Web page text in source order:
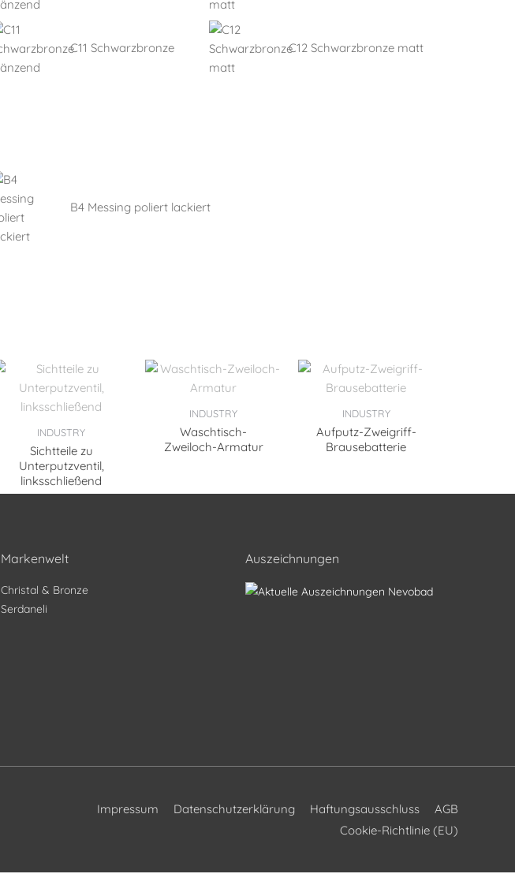
C11 Schwarzbronze C12 Schwarzbronze matt
B4 Messing poliert lackiert
INDUSTRY
Sichtteile zu
Unterputzventil,
linksschließend
INDUSTRY
Waschtisch-
Zweiloch-Armatur
INDUSTRY
Aufputz-Zweigriff-
Brausebatterie
Markenwelt
Christal & Bronze
Serdaneli
Auszeichnungen
Impressum Datenschutzerklärung Haftungsausschluss
AGB
Cookie-Richtlinie (EU)